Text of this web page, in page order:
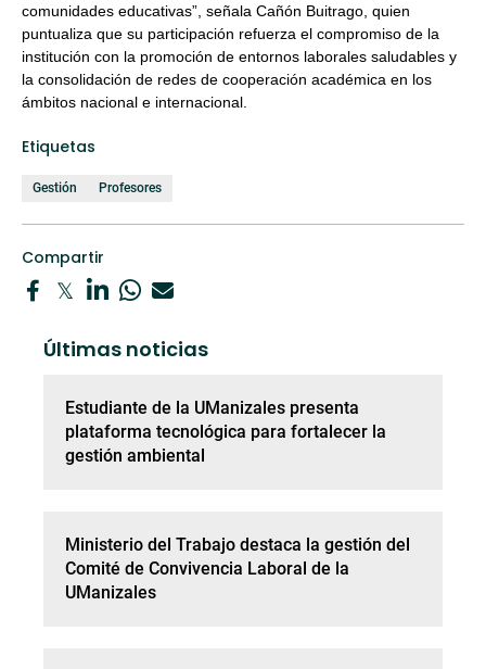
comunidades educativas”, señala Cañón Buitrago, quien
puntualiza que su participación refuerza el compromiso de la
institución con la promoción de entornos laborales saludables y
la consolidación de redes de cooperación académica en los
ámbitos nacional e internacional.
Etiquetas
Gestión Profesores
Compartir
Últimas noticias
Estudiante de la UManizales presenta
plataforma tecnológica para fortalecer la
gestión ambiental
Ministerio del Trabajo destaca la gestión del
Comité de Convivencia Laboral de la
UManizales